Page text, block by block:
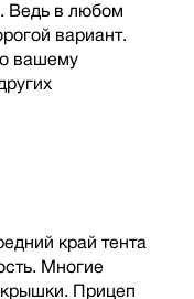
Ведь в любом
вариант.
вашему
край тента
Многие
Прицеп